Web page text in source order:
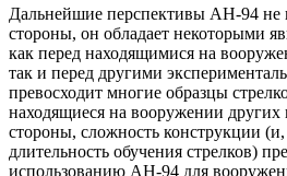
Дальнейшие перспективы АН-94 не
стороны, он обладает некоторыми
как перед находящимися на
так и перед другими
превосходит многие образцы
находящиеся на вооружении других
стороны, сложность конструкции (и,
длительность обучения стрелков)
использованию АН-94 для